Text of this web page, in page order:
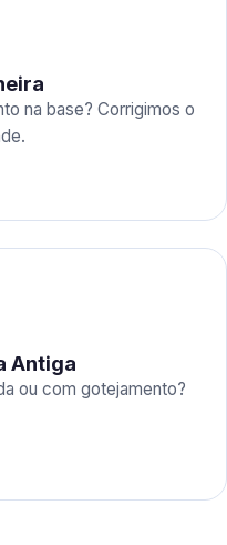
na base? Corrigimos o
Antiga
ou com gotejamento?